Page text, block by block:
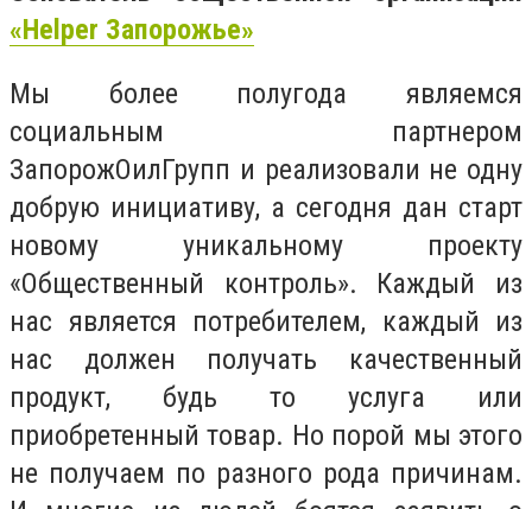
«Helper Запорожье»
Мы более полугода являемся
социальным партнером
ЗапорожОилГрупп и реализовали не одну
добрую инициативу, а сегодня дан старт
новому уникальному проекту
«Общественный контроль». Каждый из
нас является потребителем, каждый из
нас должен получать качественный
продукт, будь то услуга или
приобретенный товар. Но порой мы этого
не получаем по разного рода причинам.